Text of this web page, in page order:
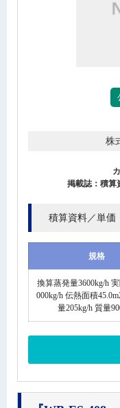
株
掲載誌：積算
積算資料／単価
規格
換算蒸発量3600kg/h
000kg/h 伝熱面積
量205kg/h 質量